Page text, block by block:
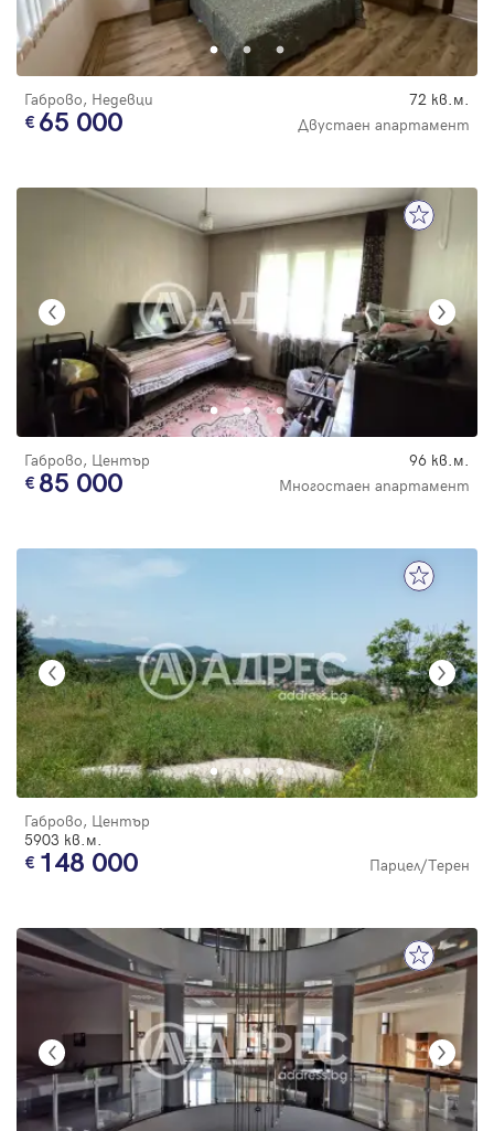
Габрово, Недевци 72 кв.м.
65 000 Двустаен апартамент
Габрово, Център 96 кв.м.
85 000 Многостаен апартамент
Габрово, Център
5903 кв.м.
148 000 Парцел/Терен
Парола
Забравена парола
Регистрация